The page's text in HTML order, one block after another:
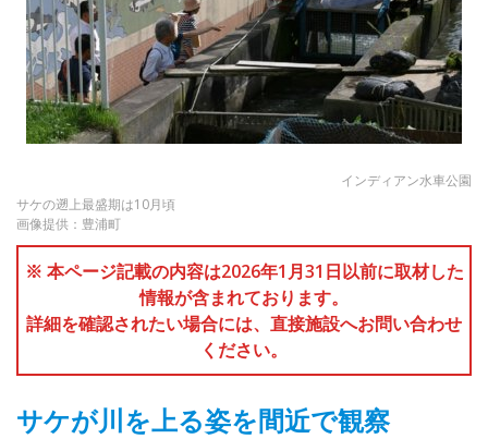
インディアン水車公園
サケの遡上最盛期は10月頃
画像提供：豊浦町
※ 本ページ記載の内容は2026年1月31日以前に取材した
情報が含まれております。
詳細を確認されたい場合には、直接施設へお問い合わせ
ください。
サケが川を上る姿を間近で観察